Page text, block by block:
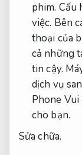
phim. Cấu
việc. Bên
thoại của
cả những
tin cậy.
dịch vụ
Phone Vui
cho bạn.
Sửa chữa.